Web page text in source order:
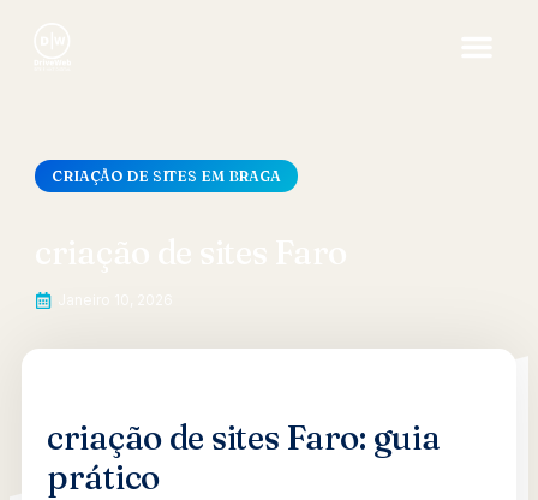
CRIAÇÃO DE SITES EM BRAGA
criação de sites Faro: guia
prático